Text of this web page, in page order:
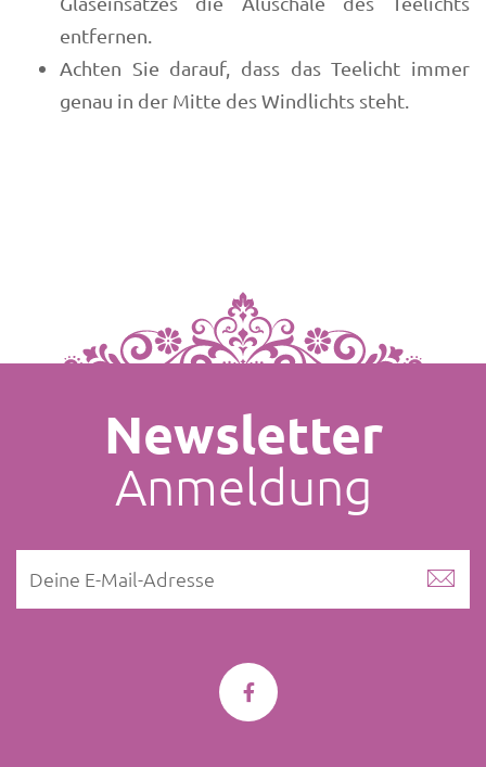
entfernen.
Achten Sie darauf, dass das Teelicht immer
genau in der Mitte des Windlichts steht.
Newsletter
Anmeldung